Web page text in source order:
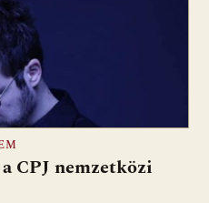
CPJ nemzetközi